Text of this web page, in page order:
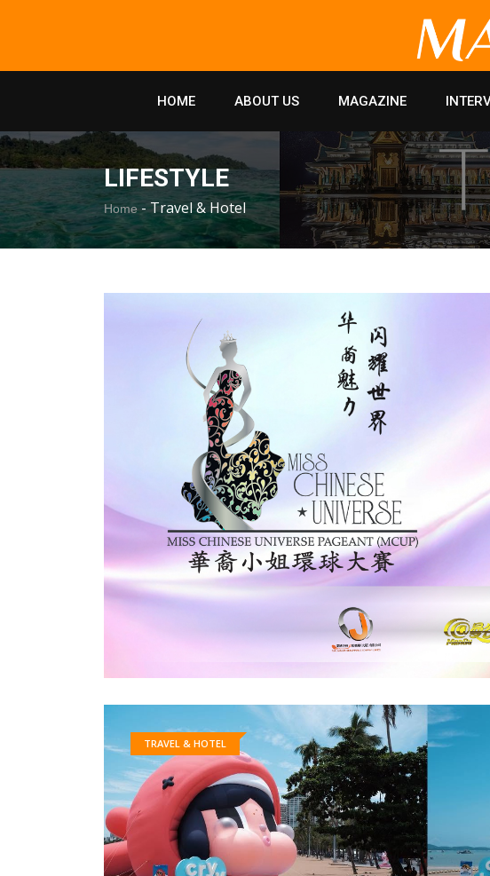
HOME ABOUT US MAGAZINE
LIFESTYLE
Home- Travel & Hotel
TRAVEL & HOTEL